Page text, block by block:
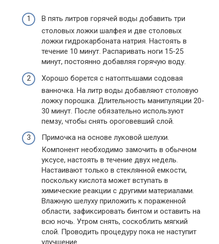
В пять литров горячей воды добавить три
столовых ложки шалфея и две столовых
ложки гидрокарбоната натрия. Настоять в
течение 10 минут. Распаривать ноги 15-25
минут, постоянно добавляя горячую воду.
Хорошо борется с натоптышами содовая
ванночка. На литр воды добавляют столовую
ложку порошка. Длительность манипуляции 20-
30 минут. После обязательно используют
пемзу, чтобы снять ороговевший слой.
Примочка на основе луковой шелухи.
Компонент необходимо замочить в обычном
уксусе, настоять в течение двух недель.
Настаивают только в стеклянной емкости,
поскольку кислота может вступать в
химические реакции с другими материалами.
Влажную шелуху приложить к пораженной
области, зафиксировать бинтом и оставить на
всю ночь. Утром снять, соскоблить мягкий
слой. Проводить процедуру пока не наступит
улучшение.